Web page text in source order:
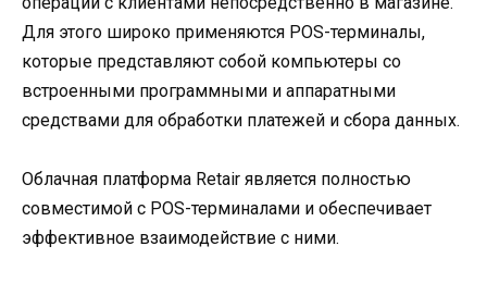
Для этого широко применяются POS-терминалы,
которые представляют собой компьютеры со
встроенными программными и аппаратными
средствами для обработки платежей и сбора данных.
Облачная платформа Retair является полностью
совместимой с POS-терминалами и обеспечивает
эффективное взаимодействие с ними.